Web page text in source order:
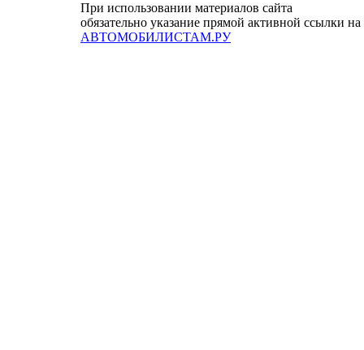
При использовании материалов сайта
обязательно указание прямой активной ссылки на
АВТОМОБИЛИСТАМ.РУ